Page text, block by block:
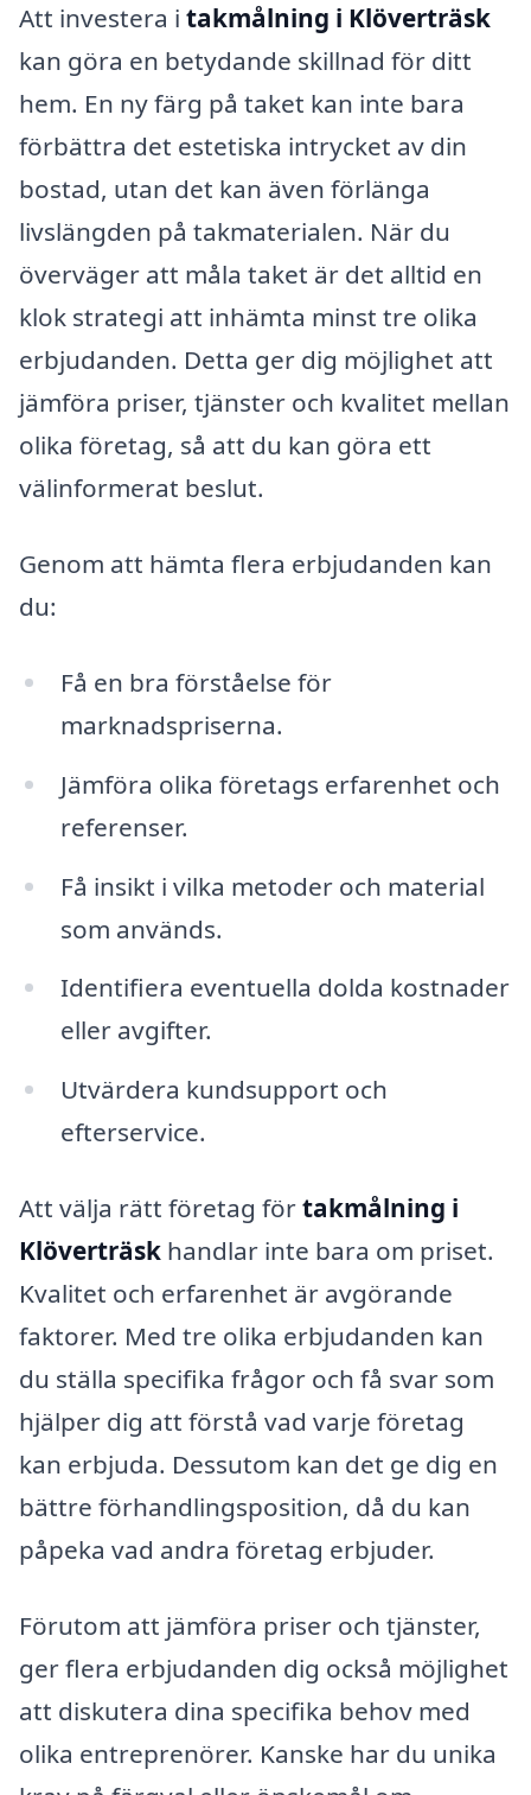
Att investera i takmålning i Klöverträsk
kan göra en betydande skillnad för ditt
hem. En ny färg på taket kan inte bara
förbättra det estetiska intrycket av din
bostad, utan det kan även förlänga
livslängden på takmaterialen. När du
överväger att måla taket är det alltid en
klok strategi att inhämta minst tre olika
erbjudanden. Detta ger dig möjlighet att
jämföra priser, tjänster och kvalitet mellan
olika företag, så att du kan göra ett
välinformerat beslut.
Genom att hämta flera erbjudanden kan
du:
Få en bra förståelse för
marknadspriserna.
Jämföra olika företags erfarenhet och
referenser.
Få insikt i vilka metoder och material
som används.
Identifiera eventuella dolda kostnader
eller avgifter.
Utvärdera kundsupport och
efterservice.
Att välja rätt företag förtakmålning i
Klöverträsk handlar inte bara om priset.
Kvalitet och erfarenhet är avgörande
faktorer. Med tre olika erbjudanden kan
du ställa specifika frågor och få svar som
hjälper dig att förstå vad varje företag
kan erbjuda. Dessutom kan det ge dig en
bättre förhandlingsposition, då du kan
påpeka vad andra företag erbjuder.
Förutom att jämföra priser och tjänster,
ger flera erbjudanden dig också möjlighet
att diskutera dina specifika behov med
olika entreprenörer. Kanske har du unika